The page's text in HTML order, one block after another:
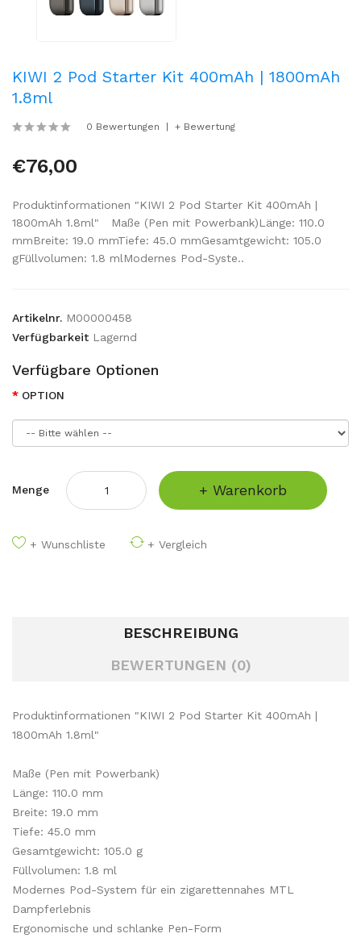
KIWI 2 Pod Starter Kit 400mAh | 1800mAh
1.8ml
0 Bewertungen + Bewertung
€76,00
Produktinformationen "KIWI 2 Pod Starter Kit 400mAh |
1800mAh 1.8ml" Maße (Pen mit Powerbank)Länge: 110.0
mmBreite: 19.0 mmTiefe: 45.0 mmGesamtgewicht: 105.0
gFüllvolumen: 1.8 mlModernes Pod-Syste..
Artikelnr. M00000458
Verfügbarkeit Lagernd
Verfügbare Optionen
OPTION
Menge + Warenkorb
+ Wunschliste + Vergleich
BESCHREIBUNG
BEWERTUNGEN (0)
Produktinformationen "KIWI 2 Pod Starter Kit 400mAh |
1800mAh 1.8ml"
Maße (Pen mit Powerbank)
Länge: 110.0 mm
Breite: 19.0 mm
Tiefe: 45.0 mm
Gesamtgewicht: 105.0 g
Füllvolumen: 1.8 ml
Modernes Pod-System für ein zigarettennahes MTL
Dampferlebnis
Ergonomische und schlanke Pen-Form